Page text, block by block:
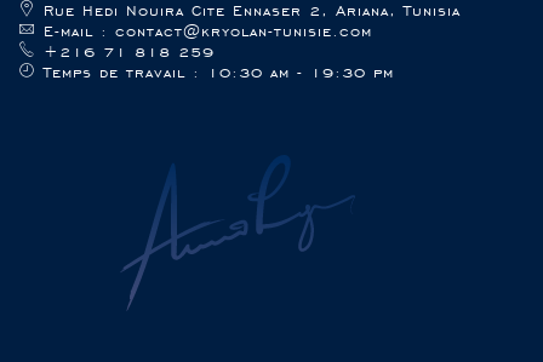
Rue Hedi Nouira Cite Ennaser 2, Ariana, Tunisia
E-mail : contact@kryolan-tunisie.com
+216 71 818 259
Temps de travail : 10:30 am - 19:30 pm